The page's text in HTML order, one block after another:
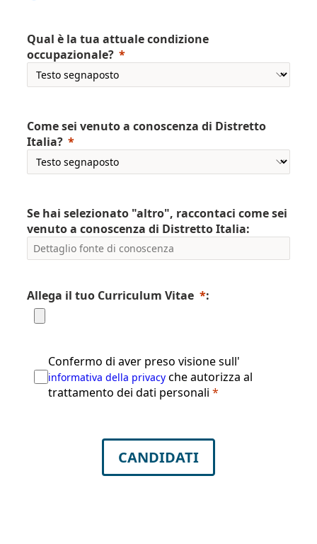
Qual è la tua attuale condizione
occupazionale?
Come sei venuto a conoscenza di Distretto
Italia?
Se hai selezionato "altro", raccontaci come sei
venuto a conoscenza di Distretto Italia:
Allega il tuo Curriculum Vitae *:
Confermo di aver preso visione sull'
informativa della privacy che autorizza al
trattamento dei dati personali *
CANDIDATI